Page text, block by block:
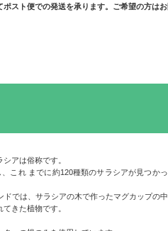
スト便での発送を承ります。ご希望の方はお
アは俗称です。
これ までに約120種類のサラシアが見つかっ
では、サラシアの木で作ったマグカップの中
きた植物です。